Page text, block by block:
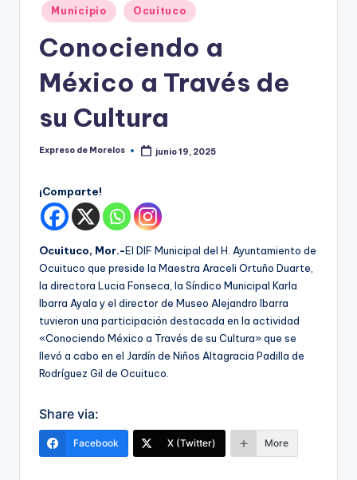
el
Publicado
en
Municipio Ocuituco
Conociendo a
México a Través de
su Cultura
Publicado
Expreso de Morelos junio 19, 2025
¡Comparte!
Ocuituco, Mor.-El DIF Municipal del H. Ayuntamiento de
Ocuituco que preside la Maestra Araceli Ortuño Duarte,
la directora Lucia Fonseca, la Síndico Municipal Karla
Ibarra Ayala y el director de Museo Alejandro Ibarra
tuvieron una participación destacada en la actividad
«Conociendo México a Través de su Cultura» que se
llevó a cabo en el Jardín de Niños Altagracia Padilla de
Rodríguez Gil de Ocuituco.
Share via:
Facebook X (Twitter) More